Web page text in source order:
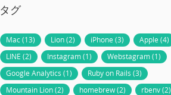
タグ
Mac (13) Lion (2) iPhone (3)
Apple (4)
LINE (2)
Instagram (1)
Webstagram (1)
Google Analytics (1)
Ruby on Rails (3)
Mountain Lion (2)
homebrew (2)
rbenv (2)